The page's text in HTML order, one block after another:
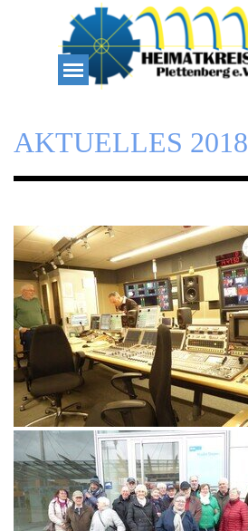
Direkt zum Seiteninhalt
Menü überspringen
AKTUELLES 2018